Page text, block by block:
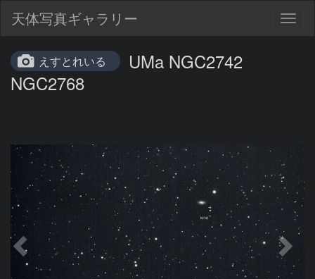
天体写真ギャラリー
えすとれいる
UMa NGC2742
NGC2768